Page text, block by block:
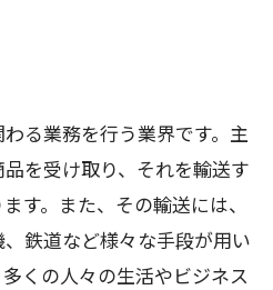
る業務を行う業界です。主
を受け取り、それを輸送す
す。また、その輸送には、
鉄道など様々な手段が用い
くの人々の生活やビジネス